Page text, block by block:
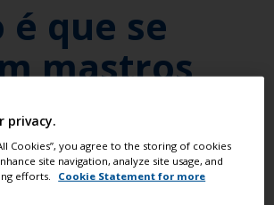
é que se
mastros
pintar sobre anodizar. Isto é
privacy.
Cookies”, you agree to the storing of cookies
site navigation, analyze site usage, and
efforts.
Cookie Statement for more